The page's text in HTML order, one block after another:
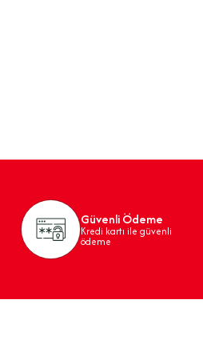
Güvenli Ödeme
Kredi kartı ile güvenli
ödeme